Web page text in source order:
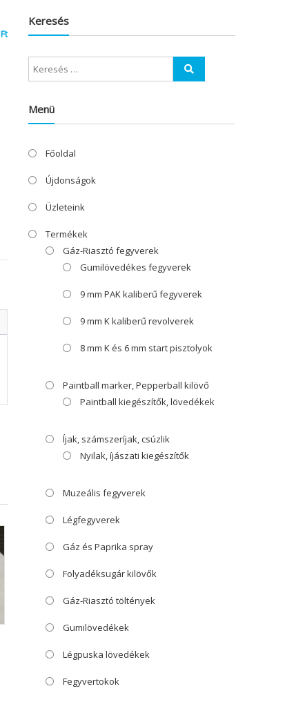
Ft
Keresés
Menü
Főoldal
Újdonságok
Üzleteink
Termékek
Gáz-Riasztó fegyverek
Gumilövedékes fegyverek
9 mm PAK kaliberű fegyverek
9 mm K kaliberű revolverek
8 mm K és 6 mm start pisztolyok
Paintball marker, Pepperball kilövő
Paintball kiegészítők, lövedékek
Íjak, számszeríjak, csúzlik
Nyilak, íjászati kiegészítők
Muzeális fegyverek
Légfegyverek
Gáz és Paprika spray
Folyadéksugár kilövők
Gáz-Riasztó töltények
Gumilövedékek
Légpuska lövedékek
Fegyvertokok